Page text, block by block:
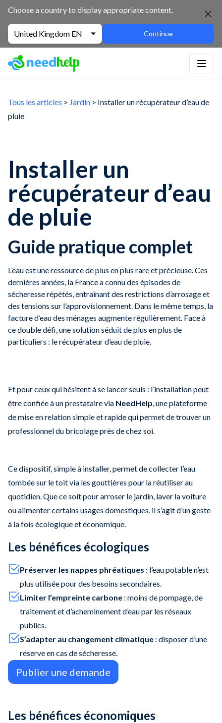
Choose a country to display appropriate content.
United Kingdom EN Continue
Tous les articles > Jardin > Installer un récupérateur d’eau de
pluie
Installer un
récupérateur d’eau
de pluie
Guide pratique complet
L’eau est une ressource de plus en plus rare et précieuse. Ces
dernières années, la France a connu des épisodes de
sécheresse répétés, entraînant des restrictions d’arrosage et
des tensions sur l’approvisionnement. Dans le même temps, la
facture d’eau des ménages augmente régulièrement. Face à
ce double défi, une solution séduit de plus en plus de
particuliers : le récupérateur d’eau de pluie.
Et pour ceux qui hésitent à se lancer seuls : l’installation peut
être confiée à un prestataire via NeedHelp, une plateforme
de mise en relation simple et rapide qui permet de trouver un
professionnel du bricolage près de chez soi.
Ce dispositif, simple à installer, permet de collecter l’eau
tombée sur le toit via les gouttières pour la réutiliser au
quotidien. Que ce soit pour arroser le jardin, laver la voiture
ou alimenter certains usages domestiques, il s’agit d’un geste
à la fois écologique et économique.
Les bénéfices écologiques
Préserver les nappes phréatiques : l’eau potable n’est
plus utilisée pour des besoins secondaires.
Limiter l’empreinte carbone : moins de pompage, de
traitement et d’acheminement d’eau par les réseaux
publics.
S’adapter au changement climatique : disposer d’une
réserve en cas de sécheresse.
Publier une demande
Les bénéfices économiques